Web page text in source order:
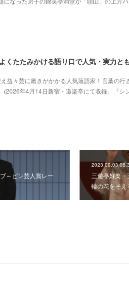
たたみかける語り口で人気・実力と
々芸に磨きがかかる人気落語家！言葉の行
(2026年4月14日新宿・道楽亭にて収録。『
～ピン芸人賞レー
2023.09.03
三遊亭好楽
輪の花をそえ